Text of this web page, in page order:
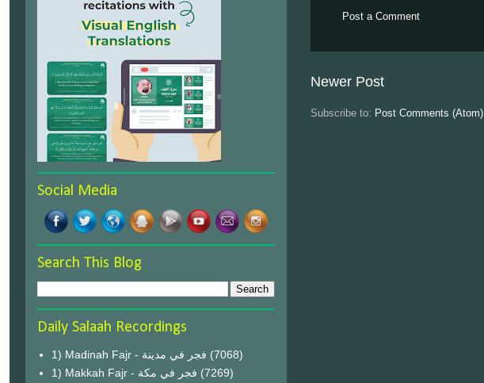
Post a Comment
Newer Post
Subscribe to: Post Comments (Atom)
Social Media
Search This Blog
Daily Salaah Recordings
1) Madinah Fajr - فجر في مدينة (7068)
1) Makkah Fajr - فجر في مكة (7269)